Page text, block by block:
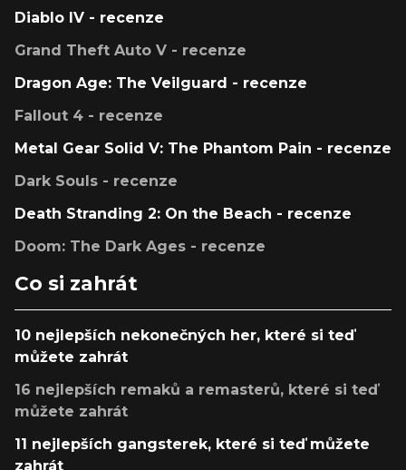
Diablo IV - recenze
Grand Theft Auto V - recenze
Dragon Age: The Veilguard - recenze
Fallout 4 - recenze
Metal Gear Solid V: The Phantom Pain - recenze
Dark Souls - recenze
Death Stranding 2: On the Beach - recenze
Doom: The Dark Ages - recenze
Co si zahrát
10 nejlepších nekonečných her, které si teď
můžete zahrát
16 nejlepších remaků a remasterů, které si teď
můžete zahrát
11 nejlepších gangsterek, které si teď můžete
zahrát